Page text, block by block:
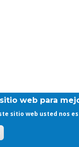
web para
sitio web usted nos